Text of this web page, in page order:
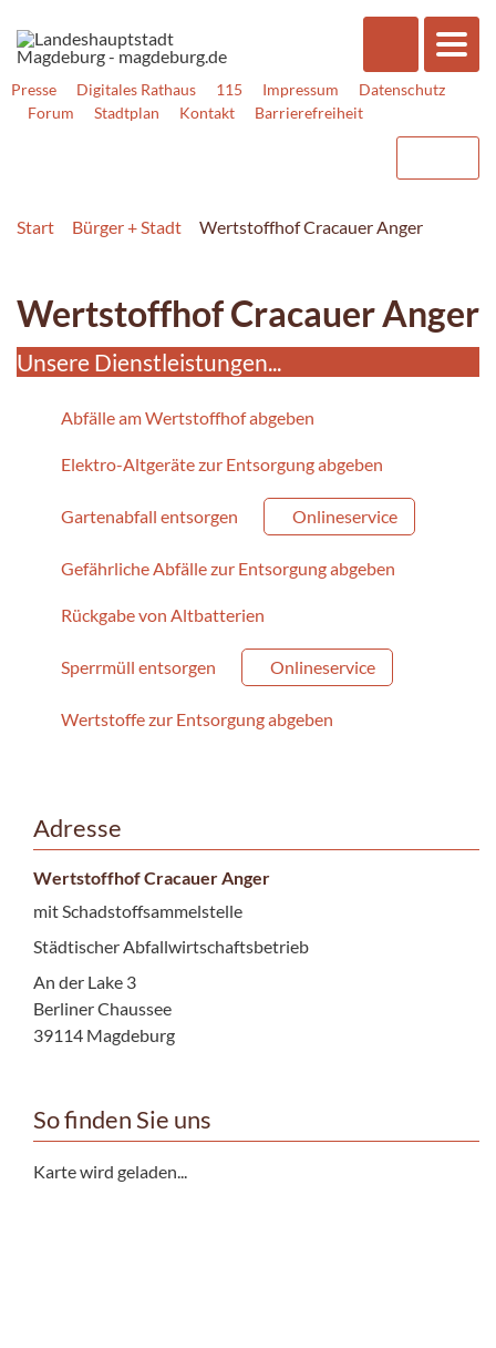
Presse Digitales Rathaus 115 Impressum
Datenschutz
Forum
Stadtplan Kontakt Barrierefreiheit
Start Bürger + Stadt Wertstoffhof Cracauer Anger
Wertstoffhof Cracauer Anger
Unsere Dienstleistungen...
Abfälle am Wertstoffhof abgeben
Elektro-Altgeräte zur Entsorgung abgeben
Gartenabfall entsorgen Onlineservice
Gefährliche Abfälle zur Entsorgung abgeben
Rückgabe von Altbatterien
Sperrmüll entsorgen Onlineservice
Wertstoffe zur Entsorgung abgeben
Adresse
Wertstoffhof Cracauer Anger
mit Schadstoffsammelstelle
Städtischer Abfallwirtschaftsbetrieb
An der Lake 3
Berliner Chaussee
39114 Magdeburg
So finden Sie uns
Karte wird geladen...